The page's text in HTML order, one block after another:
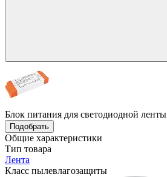
Блок питания для светодиодной ленты
Подобрать
Общие характеристики
Тип товара
Лента
Класс пылевлагозащиты